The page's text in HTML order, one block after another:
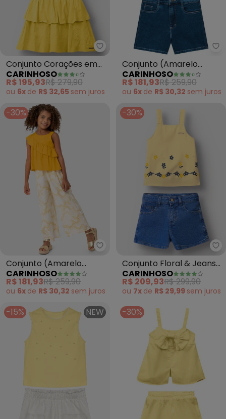
Carinhoso - Conjunto
Conjunto Corações em
Puff Menina (Amarelo)
CARINHOSO
R$ 195,93R$ 279,90
ou 6x de R$ 32,65 sem juros
Conjunto (Amarelo
Claro) Comfort Sea
Menina
CARINHOSO
R$ 181,93R$ 259,90
ou 6x de R$ 30,32 sem juros
-30%
Carinhoso - Conjunto
Conjunto (Amarelo
Mostarda) Geométrico
Metalizado
CARINHOSO
R$ 181,93R$ 259,90
ou 6x de R$ 30,32 sem juros
-30%
Conjunto Floral & Jeans
Menina (Amarelo)
CARINHOSO
R$ 209,93R$ 299,90
ou 7x de R$ 29,99 sem juros
-15% NEW -30%